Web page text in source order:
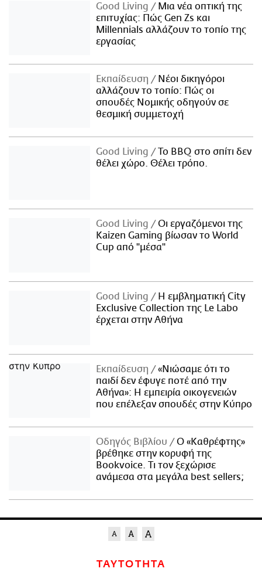
Good Living
Μια νέα οπτική της
επιτυχίας: Πώς Gen Zs και
Millennials αλλάζουν το τοπίο της
εργασίας
Εκπαίδευση
Νέοι δικηγόροι
αλλάζουν το τοπίο: Πώς οι
σπουδές Νομικής οδηγούν σε
θεσμική συμμετοχή
Good Living
Το BBQ στο σπίτι δεν
θέλει χώρο. Θέλει τρόπο.
Good Living
Οι εργαζόμενοι της
Kaizen Gaming βίωσαν το World
Cup από "μέσα"
Good Living
Η εμβληματική City
Exclusive Collection της Le Labo
έρχεται στην Αθήνα
Εκπαίδευση
«Νιώσαμε ότι το
παιδί δεν έφυγε ποτέ από την
Αθήνα»: Η εμπειρία οικογενειών
που επέλεξαν σπουδές στην Κύπρο
Οδηγός Βιβλίου
Ο «Καθρέφτης»
βρέθηκε στην κορυφή της
Bookvoice. Τι τον ξεχώρισε
ανάμεσα στα μεγάλα best sellers;
ΤΑΥΤΟΤΗΤΑ